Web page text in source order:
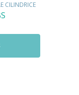
CILINDRICE